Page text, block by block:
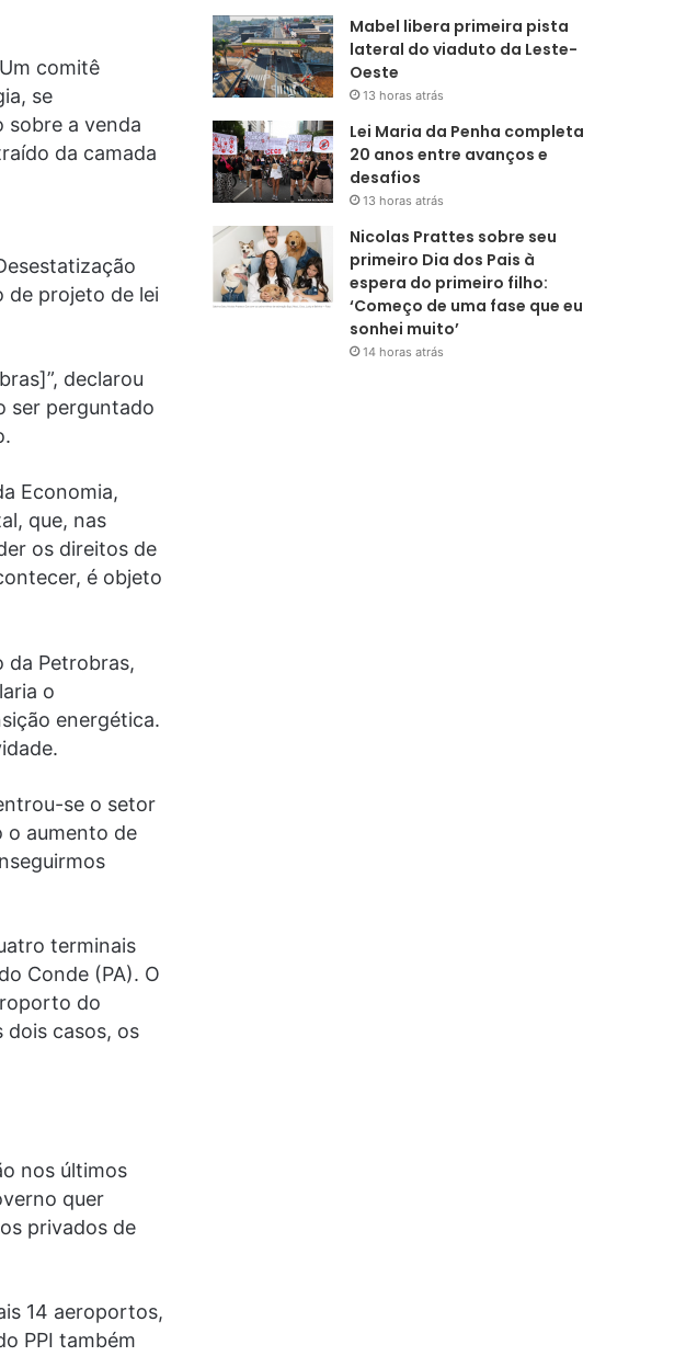
comitê
se
sobre a venda
da camada
de projeto de lei
declarou
ser perguntado
Economia,
que, nas
os direitos de
é objeto
da Petrobras,
o
energética.
se o setor
o aumento de
terminais
Conde (PA). O
do
dois casos, os
nos últimos
quer
privados de
14 aeroportos,
PPI também
Mabel libera primeira pista
lateral do viaduto da Leste-
Oeste
13 horas atrás
Lei Maria da Penha completa
20 anos entre avanços e
desafios
13 horas atrás
Nicolas Prattes sobre seu
primeiro Dia dos Pais à
espera do primeiro filho:
‘Começo de uma fase que eu
sonhei muito’
14 horas atrás